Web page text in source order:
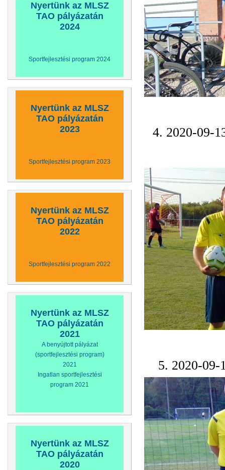
Nyertünk az MLSZ
TAO pályázatán
2024
Sportfejlesztési program 2024
Nyertünk az MLSZ
TAO pályázatán
2023
Sportfejlesztési program 2023
Nyertünk az MLSZ
TAO pályázatán
2022
Sportfejlesztési program 2022
Nyertünk az MLSZ
TAO pályázatán
2021
A benyújtott pályázat
(sportfejlesztési program)
2021
Ingatlan sportfejlesztési
program 2021
Nyertünk az MLSZ
TAO pályázatán
2020
4. 2020-09-
5. 2020-09-